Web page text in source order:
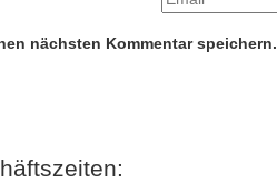
nächsten Kommentar speichern.